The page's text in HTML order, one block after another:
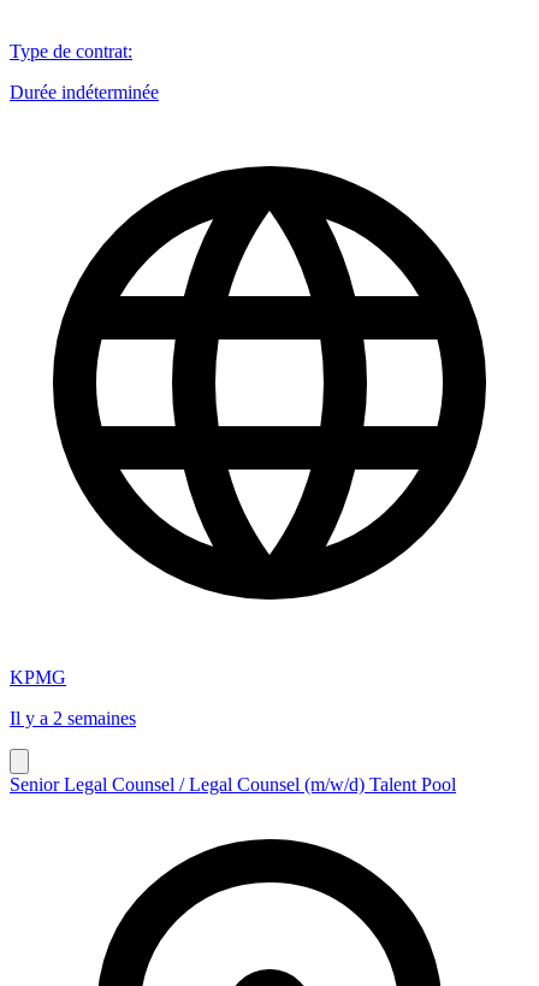
Type de contrat:
Durée indéterminée
KPMG
Il y a 2 semaines
Senior Legal Counsel / Legal Counsel (m/w/d) Talent Pool